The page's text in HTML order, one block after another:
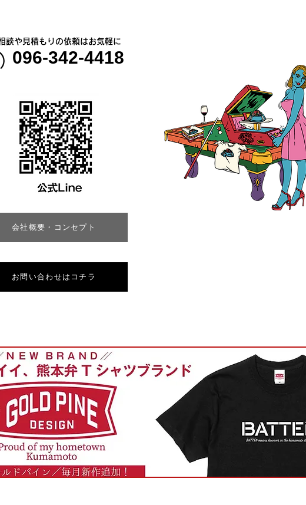
会社概要・コンセプト
談や見積もりの依頼はお気軽に
096-342-4418
お問い合わせはコチラ